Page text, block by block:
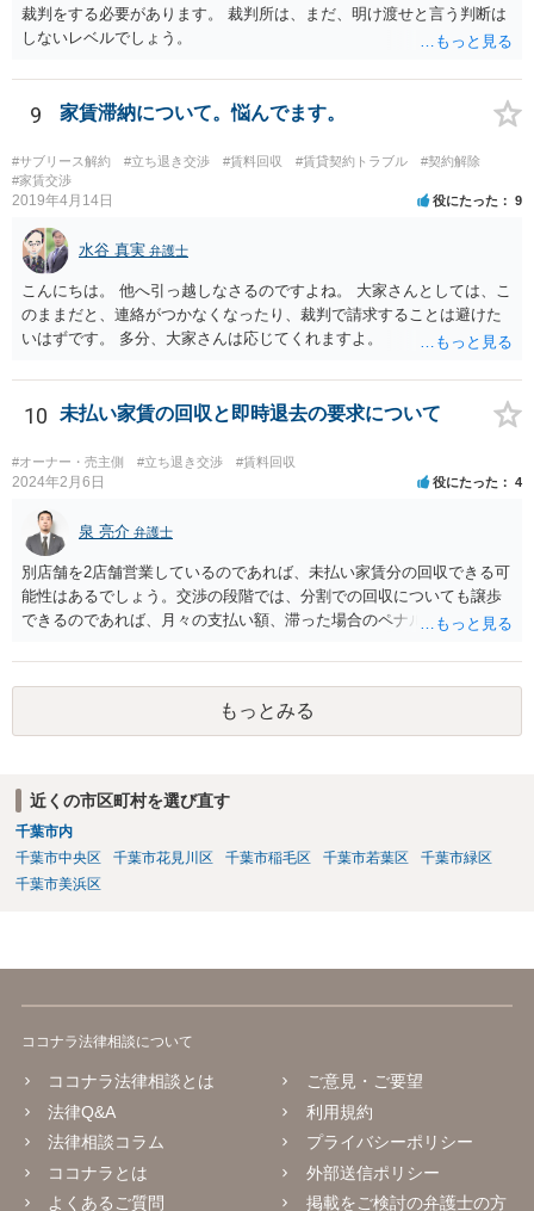
裁判をする必要があります。 裁判所は、まだ、明け渡せと言う判断は
しないレベルでしょう。
9 家賃滞納について。悩んでます。
#サブリース解約 #立ち退き交渉 #賃料回収 #賃貸契約トラブル
#契約解除
#家賃交渉
2019年4月14日 役にたった 9
水谷 真実 弁護士
こんにちは。 他へ引っ越しなさるのですよね。 大家さんとしては、こ
のままだと、連絡がつかなくなったり、裁判で請求することは避けた
いはずです。 多分、大家さんは応じてくれますよ。
10 未払い家賃の回収と即時退去の要求について
#オーナー・売主側 #立ち退き交渉 #賃料回収
2024年2月6日 役にたった 4
泉 亮介 弁護士
別店舗を2店舗営業しているのであれば、未払い家賃分の回収できる可
能性はあるでしょう。交渉の段階では、分割での回収についても譲歩
できるのであれば、月々の支払い額、滞った場合のペナルティ等を定
で行い、相手方の対応次第では訴訟を検討するという形の方が、交渉
で解決した場合弁護士費用も安くなるためで良いかと思われます。
もっとみる
近くの市区町村を選び直す
千葉市内
千葉市中央区
千葉市花見川区 千葉市稲毛区 千葉市若葉区
千葉市緑区
千葉市美浜区
ココナラ法律相談について
ココナラ法律相談とは
法律Q&A
法律相談コラム
ココナラとは
よくあるご質問
ご意見・ご要望
利用規約
プライバシーポリシー
外部送信ポリシー
掲載をご検討の弁護士の方